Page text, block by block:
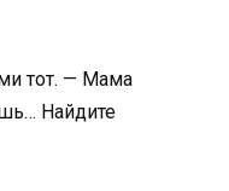
тот. — Мама
Найдите